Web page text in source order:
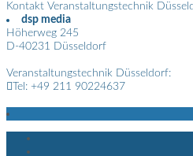
Kontakt Veranstaltungstechnik
dsp media
Höherweg 245
D-40231 Düsseldorf
Veranstaltungstechnik Düsseldorf:
Tel: +49 211 90224637